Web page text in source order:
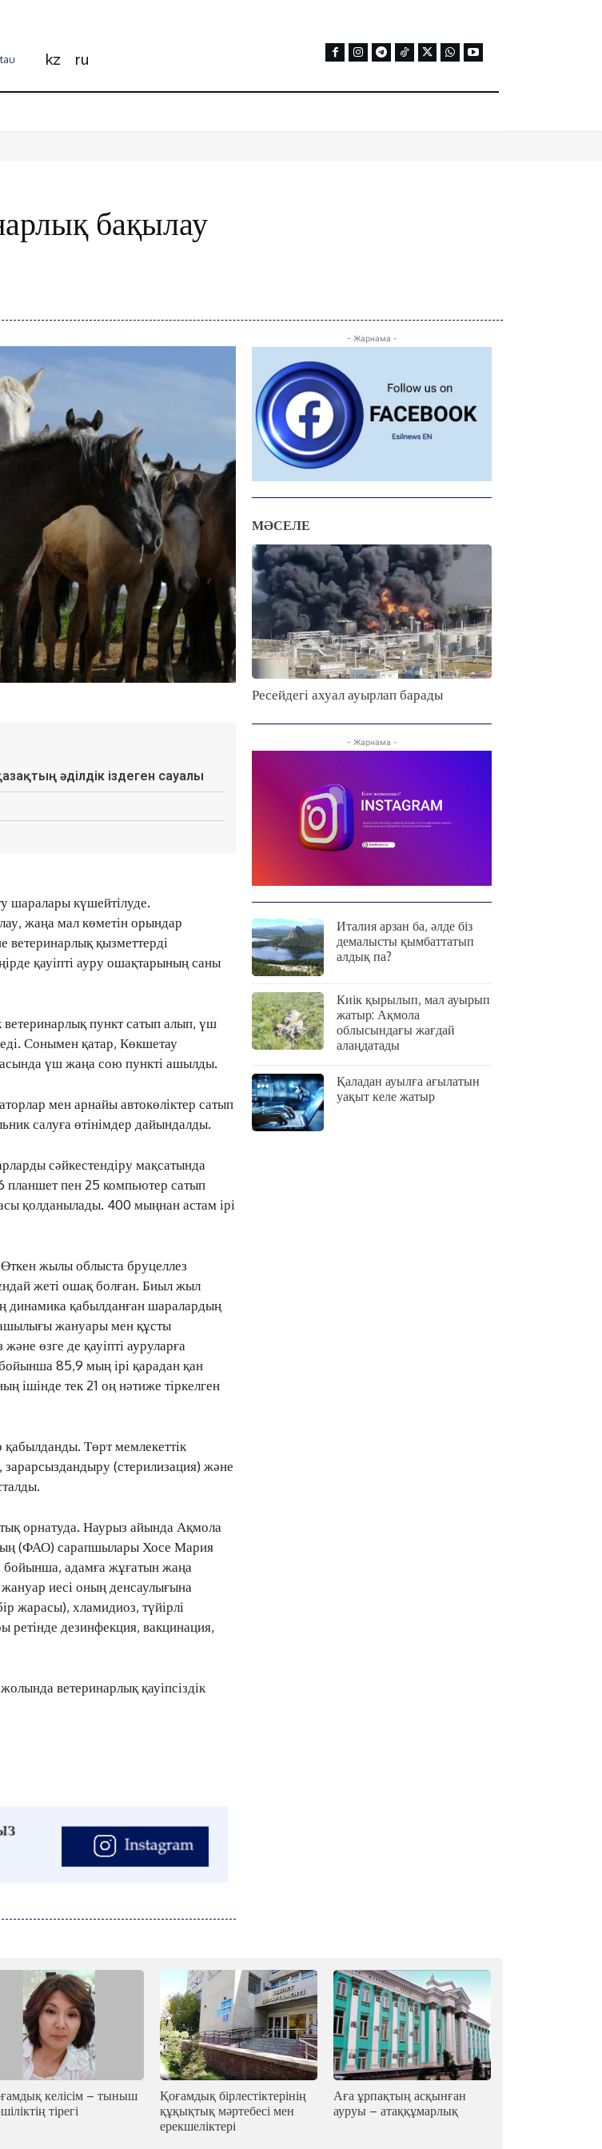
kz ru
бақылау
әділдік іздеген сауалы
шаралары күшейтілуде.
жаңа мал көметін орындар
ветеринарлық қызметтерді
қауіпті ауру ошақтарының саны
пункт сатып алып, үш
Сонымен қатар, Көкшетау
үш жаңа сою пункті ашылды.
мен арнайы автокөліктер сатып
салуға өтінімдер дайындалды.
сәйкестендіру мақсатында
планшет пен 25 компьютер сатып
қолданылады. 400 мыңнан астам ірі
жылы облыста бруцеллез
жеті ошақ болған. Биыл жыл
динамика қабылданған шаралардың
жануары мен құсты
өзге де қауіпті ауруларға
85,9 мың ірі қарадан қан
тек 21 оң нәтиже тіркелген
Төрт мемлекеттік
зарарсыздандыру (стерилизация) және
орнатуда. Наурыз айында Ақмола
(ФАО) сарапшылары Хосе Мария
бойынша, адамға жұғатын жаңа
иесі оның денсаулығына
жарасы), хламидиоз, түйірлі
дезинфекция, вакцинация,
ветеринарлық қауіпсіздік
- Жарнама -
МӘСЕЛЕ
Ресейдегі ахуал ауырлап барады
- Жарнама -
Италия арзан ба, әлде біз
демалысты қымбаттатып
алдық па?
Киік қырылып, мал ауырып
жатыр: Ақмола
облысындағы жағдай
алаңдатады
Қаладан ауылға ағылатын
уақыт келе жатыр
келісім – тыныш
тірегі
Қоғамдық бірлестіктерінің
құқықтық мәртебесі мен
ерекшеліктері
Аға ұрпақтың асқынған
ауруы – атаққұмарлық